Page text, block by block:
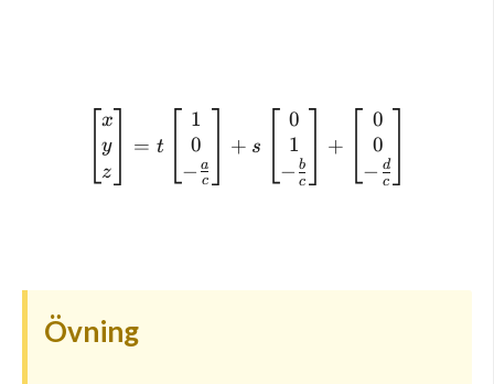
\left[ \begin{matrix} x
x
y
z
= t
1
0
− c
a
+ s
0
1
− c
b
+
0
0
− c
d
Övning